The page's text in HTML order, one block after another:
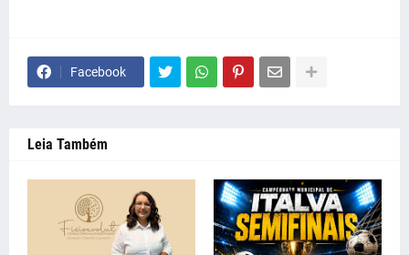
Facebook
Leia Também